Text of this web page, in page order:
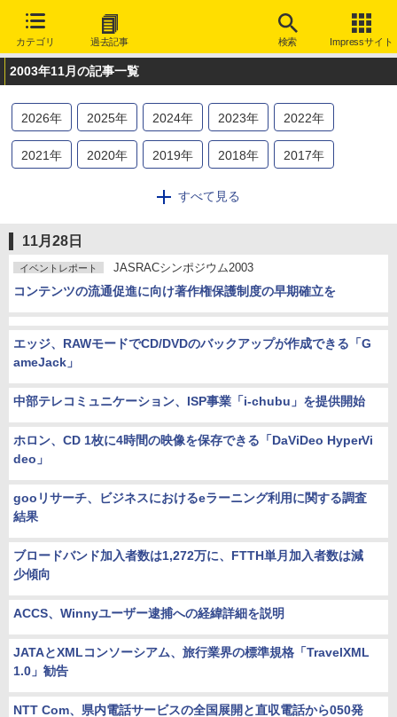
カテゴリ 過去記事 検索 Impressサイト
2003年11月の記事一覧
2026年 2025年 2024年 2023年 2022年
2021年 2020年 2019年 2018年 2017年
2014年 2013
2006 年 2005年 2004年 2003年
1996年 1995年
すべて見る
11月28日
イベントレポート JASRACシンポジウム2003
コンテンツの流通促進に向け著作権保護制度の早期確立を
エッジ、RAWモードでCD/DVDのバックアップが作成できる「G
ameJack」
中部テレコミュニケーション、ISP事業「i-chubu」を提供開始
ホロン、CD 1枚に4時間の映像を保存できる「DaViDeo HyperVi
deo」
gooリサーチ、ビジネスにおけるeラーニング利用に関する調査
結果
ブロードバンド加入者数は1,272万に、FTTH単月加入者数は減
少傾向
ACCS、Winnyユーザー逮捕への経緯詳細を説明
JATAとXMLコンソーシアム、旅行業界の標準規格「TravelXML
1.0」勧告
NTT Com、県内電話サービスの全国展開と直収電話から050発